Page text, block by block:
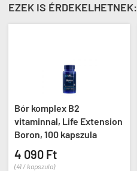
EZEK IS ÉRDEKELHETNEK:
Bór komplex B2
vitaminnal, Life Extension
Boron, 100 kapszula
4 090 Ft
(41 / kapszula)